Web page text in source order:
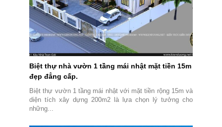
Biệt thự nhà vườn 1 tầng mái nhật mặt tiền 15m
đẹp đẳng cấp.
Biệt thự vườn 1 tầng mái nhật với mặt tiền rộng 15m và
diện tích xây dựng 200m2 là lựa chọn lý tưởng cho
những...